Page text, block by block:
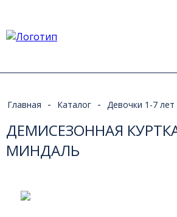
Главная - Каталог - Девочки 1-7 лет
ДЕМИСЕЗОННАЯ
МИНДАЛЬ